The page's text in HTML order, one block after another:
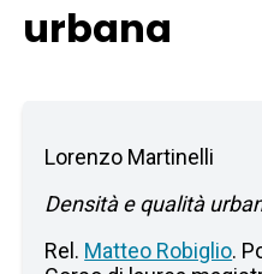
urbana
Lorenzo Martinelli
Densità e qualità
Rel. Matteo Robiglio.